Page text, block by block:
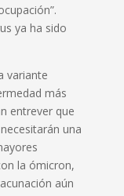
ya ha sido
variante
más
entrever que
una
la ómicron,
aún